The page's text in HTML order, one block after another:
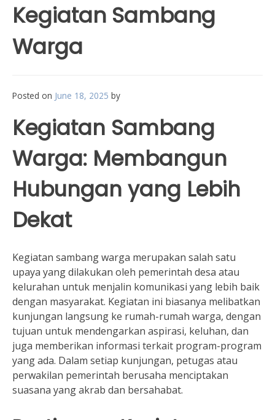
Kegiatan Sambang
Warga
Posted on June 18, 2025 by
Kegiatan Sambang
Warga: Membangun
Hubungan yang Lebih
Dekat
Kegiatan sambang warga merupakan salah satu
upaya yang dilakukan oleh pemerintah desa atau
kelurahan untuk menjalin komunikasi yang lebih baik
dengan masyarakat. Kegiatan ini biasanya melibatkan
kunjungan langsung ke rumah-rumah warga, dengan
tujuan untuk mendengarkan aspirasi, keluhan, dan
juga memberikan informasi terkait program-program
yang ada. Dalam setiap kunjungan, petugas atau
perwakilan pemerintah berusaha menciptakan
suasana yang akrab dan bersahabat.